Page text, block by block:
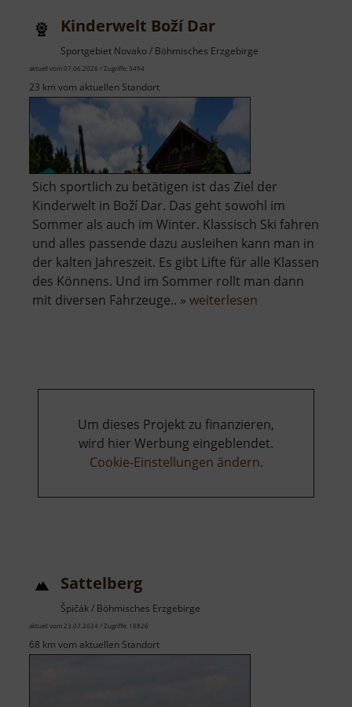
kostel
Nanebevzetí
Kinderwelt Boží Dar
Sportgebiet Novako / Böhmisches Erzgebirge
aktuell vom 07.06.2026 / Zugriffe: 3494
23 km vom aktuellen Standort
Sich sportlich zu betätigen ist das Ziel der
Kinderwelt in Boží Dar. Das geht sowohl im
Sommer als auch im Winter. Klassisch Ski fahren
und alles passende dazu ausleihen kann man in
der kalten Jahreszeit. Es gibt Lifte für alle Klassen
des Könnens. Und im Sommer rollt man dann
mit diversen Fahrzeuge.. » weiterlesen
Um dieses Projekt zu finanzieren,
wird hier Werbung eingeblendet.
Cookie-Einstellungen ändern.
Sattelberg
Špičák / Böhmisches Erzgebirge
aktuell vom 23.07.2024 / Zugriffe: 18826
68 km vom aktuellen Standort